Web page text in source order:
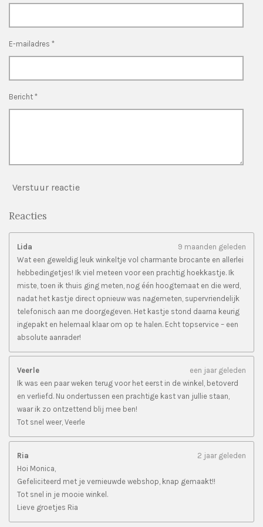
t
r
e
n
r
e
n
r
e
r
e
E-mailadres *
Bericht *
Verstuur reactie
Reacties
Lida
9 maanden geleden
Wat een geweldig leuk winkeltje vol charmante brocante en allerlei
hebbedingetjes! Ik viel meteen voor een prachtig hoekkastje. Ik
miste, toen ik thuis ging meten, nog één hoogtemaat en die werd,
nadat het kastje direct opnieuw was nagemeten, supervriendelijk
telefonisch aan me doorgegeven. Het kastje stond daarna keurig
ingepakt en helemaal klaar om op te halen. Echt topservice – een
absolute aanrader!
Veerle
een jaar geleden
Ik was een paar weken terug voor het eerst in de winkel, betoverd
en verliefd. Nu ondertussen een prachtige kast van jullie staan,
waar ik zo ontzettend blij mee ben!
Tot snel weer, Veerle
Ria
2 jaar geleden
Hoi Monica,
Gefeliciteerd met je vernieuwde webshop, knap gemaakt!!
Tot snel in je mooie winkel.
Lieve groetjes Ria